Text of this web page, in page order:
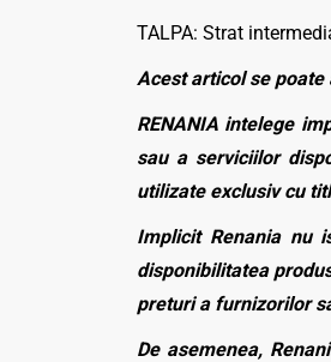
TALPA: Strat
Acest articol se
RENANIA intelege
sau a serviciilor
utilizate exclusiv cu
Implicit Renania nu
disponibilitatea
preturi a furnizorilor
De asemenea,